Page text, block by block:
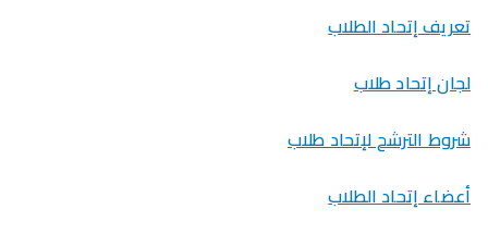
تعريف إتحاد الطلاب
لجان إتحاد طلاب
شروط الترشح لإتحاد طلاب
أعضاء إتحاد الطلاب